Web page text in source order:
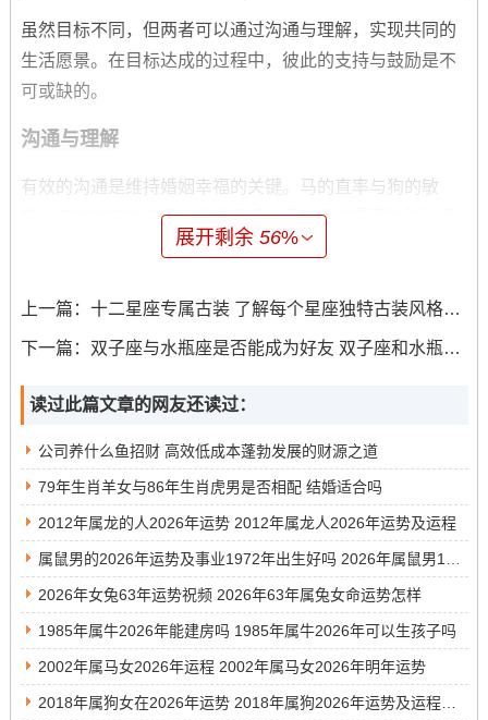
虽然目标不同，但两者可以通过沟通与理解，实现共同的
生活愿景。在目标达成的过程中，彼此的支持与鼓励是不
可或缺的。
沟通与理解
有效的沟通是维持婚姻幸福的关键。马的直率与狗的敏
感，可能在某些情况下造成误解。马狗组合需要特别注重
沟通技巧，避免因小事产生矛盾。
达自己的需求。通过开放的沟通，双方能够更好地理解对
方，减少误会，增强感情。
情感支持与信任
信任是婚姻的基石。马与狗在情感支持上各有侧重。马给
予狗的是追求梦想的勇气，而狗则给予马的是无条件的信
任与支持。
这种情感上的相互依赖，使得马狗组合能够在面对生活的
挑战时携手共进。信任的建立需要时间和经历，然而一旦
建立，将会为婚姻带来持久的幸福。
共同的兴趣爱好
共同的兴趣爱好能够增进夫妻之间的感情。马喜欢运动与
展开剩余56%
上一篇： 十二星座专属古装 了解每个星座独特古装风格与文化背景
下一篇： 双子座与水瓶座是否能成为好友 双子座和水瓶座适合当朋友的原因是什么
读过此篇文章的网友还读过：
公司养什么鱼招财 高效低成本蓬勃发展的财源之道
79年生肖羊女与86年生肖虎男是否相配 结婚适合吗
2012年属龙的人2026年运势 2012年属龙人2026年运势及运程
2026年女兔63年运势祝频 2026年63年属兔女命运势怎样
1985年属牛2026年能建房吗 1985年属牛2026年可以生孩子吗
2002年属马女2026年运程 2002年属马女2026年明年运势
2018年属狗女在2026年运势 2018年属狗2026年运势及运程每月运程